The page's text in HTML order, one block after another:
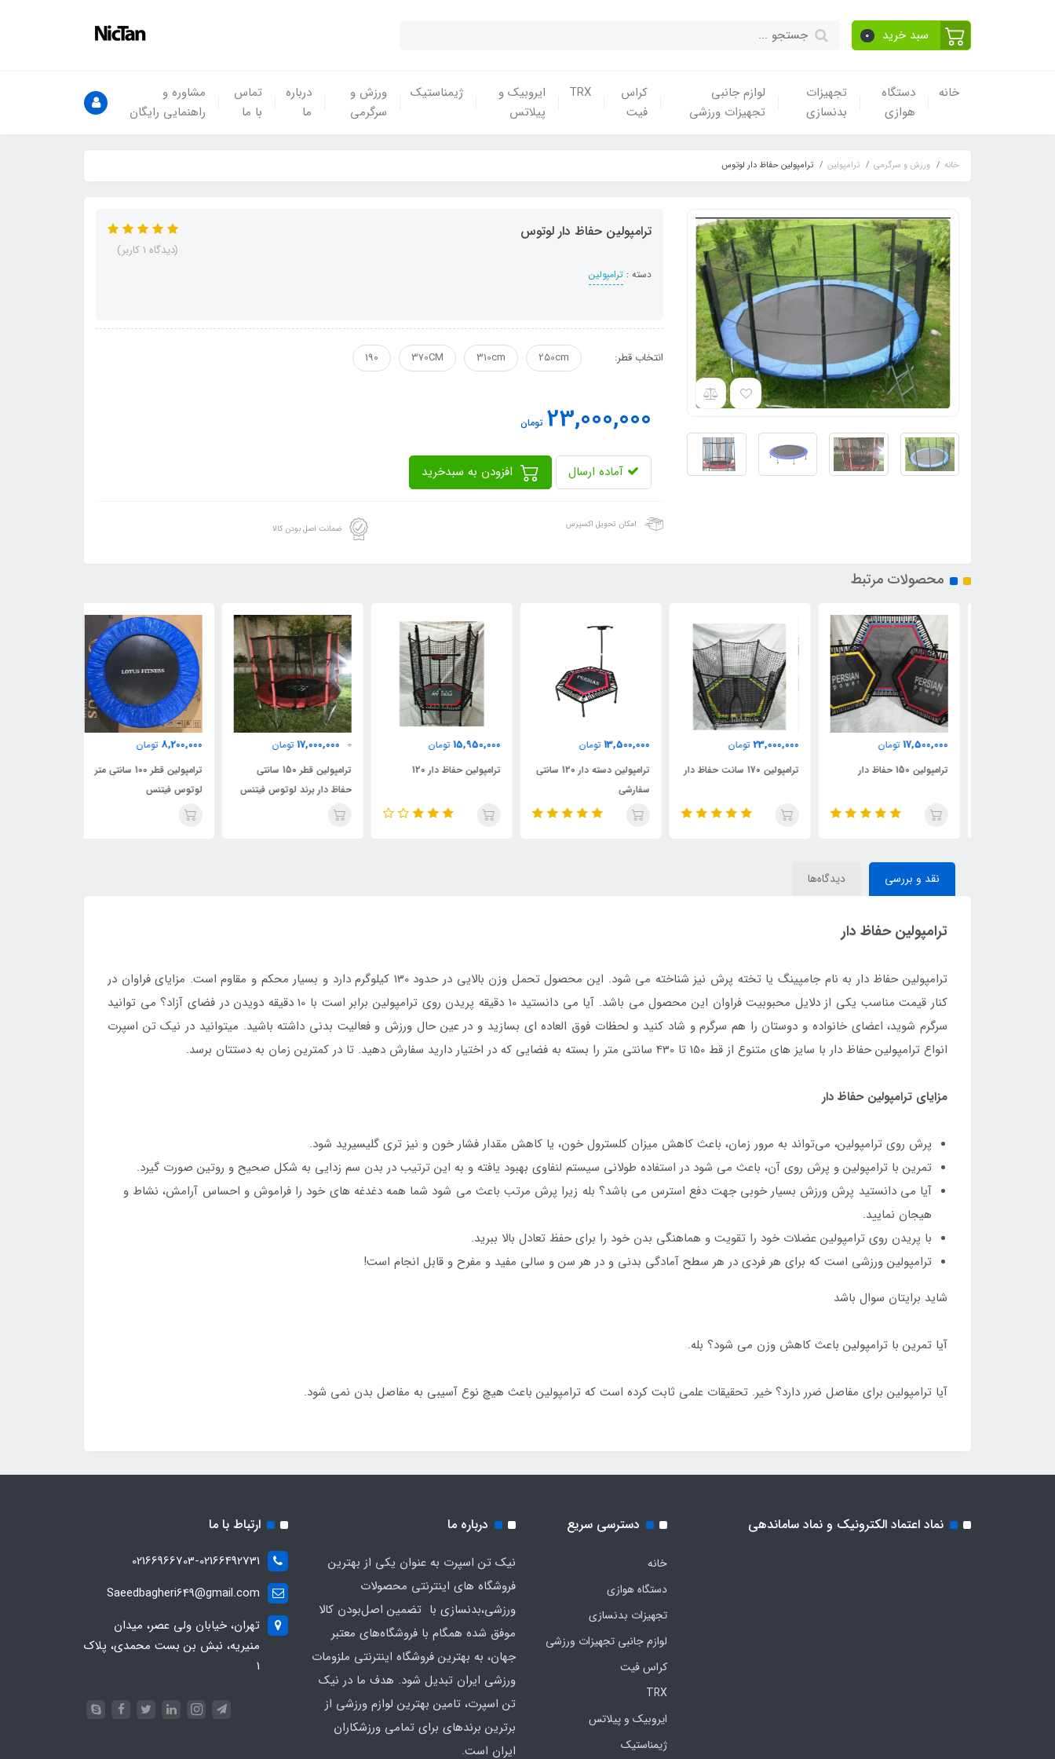
سبد خرید 0
خانه
دستگاه
هوازی
تجهیزات
بدنسازی
لوازم جانبی
تجهیزات ورزشی
کراس
فیت
TRX
ایروبیک و
پیلاتس
ژیمناستیک
ورزش و
سرگرمی
درباره
ما
تماس
با ما
مشاوره و
راهنمایی رایگان
خانه ورزش و سرگرمی ترامپولین ترامپولین حفاظ دار لوتوس
ترامپولین حفاظ دار لوتوس
دسته : ترامپولین
(دیدگاه 1 کاربر)
انتخاب قطر: 250cm
310cm
370CM
190
23,000,000 تومان
آماده ارسال
امکان تحویل اکسپرس ضمانت اصل بودن کالا
محصولات مرتبط
17,500,000 تومان
ترامپولین 150 حفاظ دار
23,000,000 تومان
ترامپولین 170 سانت حفاظ دار
13,500,000 تومان
ترامپولین دسته دار 120 سانتی
سفارشی
15,950,000 تومان
ترامپولین حفاظ دار 120
17,000,000 تومان
ترامپولین قطر 150 سانتی
حفاظ دار برند لوتوس فیتنس
8,200,000 تومان
ترامپولین قطر 100 سانتی متر
لوتوس فیتنس
نقد و بررسی دیدگاه‌ها
ترامپولین حفاظ دار
ترامپولین حفاظ دار به نام جامپینگ یا تخته پرش نیز شناخته می شود. این محصول تحمل وزن بالایی در حدود 130 کیلوگرم دارد و بسیار محکم و مقاوم است. مزایای فراوان در
کنار قیمت مناسب یکی از دلایل محبوبیت فراوان این محصول می باشد. آیا می دانستید 10 دقیقه پریدن روی ترامپولین برابر است با 10 دقیقه دویدن در فضای آزاد؟ می توانید
سرگرم شوید، اعضای خانواده و دوستان را هم سرگرم و شاد کنید و لحظات فوق العاده ای بسازید و در عین حال ورزش و فعالیت بدنی داشته باشید. میتوانید در نیک تن اسپرت
انواع ترامپولین حفاظ دار با سایز های متنوع از قط 150 تا 430 سانتی متر را بسته به فضایی که در اختیار دارید سفارش دهید. تا در کمترین زمان به دستتان برسد.
مزایای ترامپولین حفاظ دار
پرش روی ترامپولین، می‌تواند به مرور زمان، باعث کاهش میزان کلسترول خون، یا کاهش مقدار فشار خون و نیز تری گلیسیرید شود.
تمرین با ترامپولین و پرش روی آن، باعث می شود در استفاده طولانی سیستم لنفاوی بهبود یافته و به این ترتیب در بدن سم زدایی به شکل صحیح و روتین صورت گیرد.
آیا می دانستید پرش ورزش بسیار خوبی جهت دفع استرس می باشد؟ بله زیرا پرش مرتب باعث می شود شما همه دغدغه های خود را فراموش و احساس آرامش، نشاط و
هیجان نمایید.
با پریدن روی ترامپولین عضلات خود را تقویت و هماهنگی بدن خود را برای حفظ تعادل بالا ببرید.
ترامپولین ورزشی است که برای هر فردی در هر سطح آمادگی بدنی و در هر سن و سالی مفید و مفرح و قابل انجام است!
شاید برایتان سوال باشد
آیا تمرین با ترامپولین باعث کاهش وزن می شود؟ بله.
آیا ترامپولین برای مفاصل ضرر دارد؟ خیر. تحقیقات علمی ثابت کرده است که ترامپولین باعث هیچ نوع آسیبی به مفاصل بدن نمی شود.
نماد اعتماد الکترونیک و نماد ساماندهی دسترسی سریع
خانه
دستگاه هوازی
تجهیزات بدنسازی
لوازم جانبی تجهیزات ورزشی
کراس فیت
TRX
ایروبیک و پیلاتس
ژیمناستیک
درباره ما
نیک تن اسپرت به عنوان یکی از بهترین
فروشگاه های اینترنتی محصولات
ورزشی،بدنسازی با تضمین اصل‌بودن کالا
موفق شده همگام با فروشگاه‌های معتبر
جهان، به بهترین فروشگاه اینترنتی ملزومات
ورزشی ایران تبدیل شود. هدف ما در نیک
تن اسپرت، تامین بهترین لوازم ورزشی از
برترین برندهای برای تمامی ورزشکاران
ایران است.
ارتباط با ما
02166966703-02166492731
Saeedbagheri649@gmail.com
تهران، خیابان ولی عصر، میدان
منیریه، نبش بن بست محمدی، پلاک
۱